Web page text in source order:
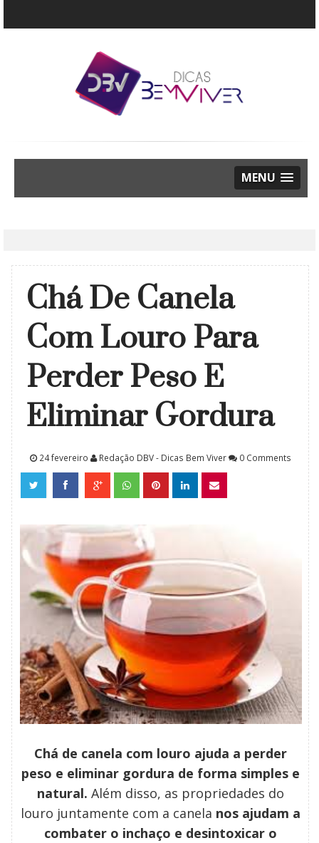
MENU
Chá De Canela
Com Louro Para
Perder Peso E
Eliminar Gordura
24 fevereiro Redação DBV - Dicas Bem Viver 0 Comments
Chá de canela com louro ajuda a perder
peso e eliminar gordura de forma simples e
natural. Além disso, as propriedades do
louro juntamente com a canela nos ajudam a
combater o inchaço e desintoxicar o